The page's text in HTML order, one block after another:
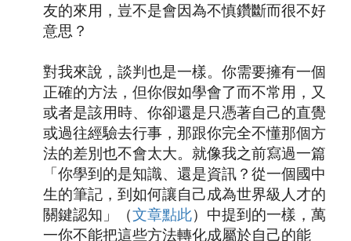
友的來用，豈不是會因為不慎鑽斷而很不好
意思？
對我來說，談判也是一樣。你需要擁有一個
正確的方法，但你假如學會了而不常用，又
或者是該用時、你卻還是只憑著自己的直覺
或過往經驗去行事，那跟你完全不懂那個方
法的差別也不會太大。就像我之前寫過一篇
「你學到的是知識、還是資訊？從一個國中
生的筆記，到如何讓自己成為世界級人才的
關鍵認知」（文章點此）中提到的一樣，萬
一你不能把這些方法轉化成屬於自己的能